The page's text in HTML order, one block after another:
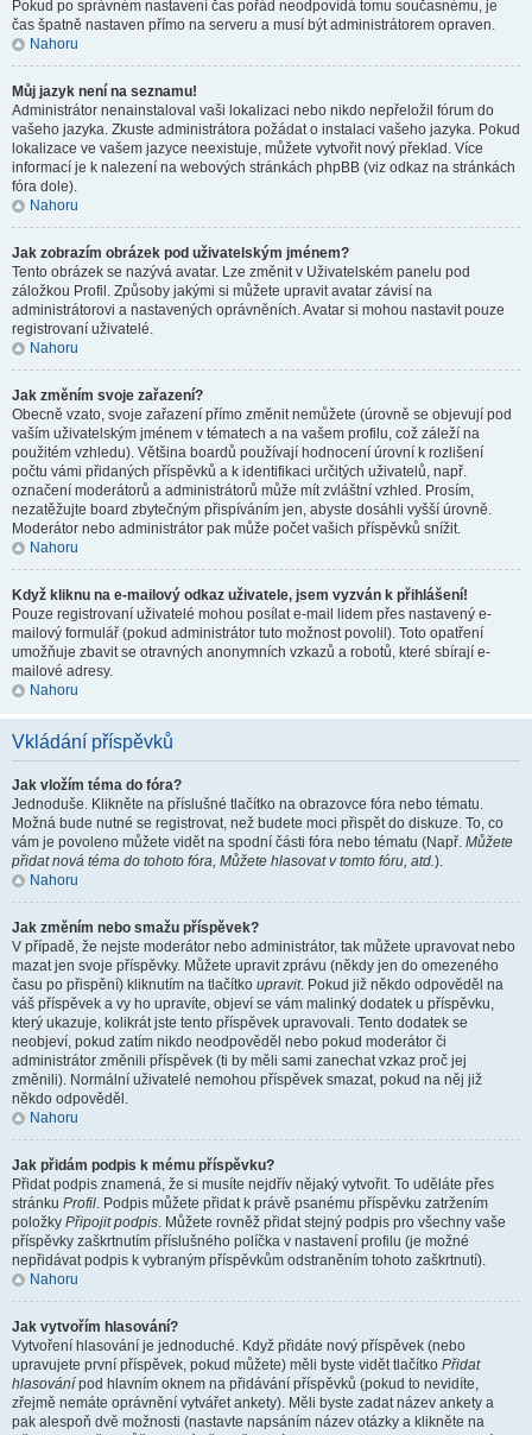
Pokud po správném nastavení čas pořád neodpovídá tomu současnému, je
čas špatně nastaven přímo na serveru a musí být administrátorem opraven.
Nahoru
Můj jazyk není na seznamu!
Administrátor nenainstaloval vaši lokalizaci nebo nikdo nepřeložil fórum do
vašeho jazyka. Zkuste administrátora požádat o instalaci vašeho jazyka. Pokud
lokalizace ve vašem jazyce neexistuje, můžete vytvořit nový překlad. Více
informací je k nalezení na webových stránkách phpBB (viz odkaz na stránkách
fóra dole).
Nahoru
Jak zobrazím obrázek pod uživatelským jménem?
Tento obrázek se nazývá avatar. Lze změnit v Uživatelském panelu pod
záložkou Profil. Způsoby jakými si můžete upravit avatar závisí na
administrátorovi a nastavených oprávněních. Avatar si mohou nastavit pouze
registrovaní uživatelé.
Nahoru
Jak změním svoje zařazení?
Obecně vzato, svoje zařazení přímo změnit nemůžete (úrovně se objevují pod
vaším uživatelským jménem v tématech a na vašem profilu, což záleží na
použitém vzhledu). Většina boardů používají hodnocení úrovní k rozlišení
počtu vámi přidaných příspěvků a k identifikaci určitých uživatelů, např.
označení moderátorů a administrátorů může mít zvláštní vzhled. Prosím,
nezatěžujte board zbytečným přispíváním jen, abyste dosáhli vyšší úrovně.
Moderátor nebo administrátor pak může počet vašich příspěvků snížit.
Nahoru
Když kliknu na e-mailový odkaz uživatele, jsem vyzván k přihlášení!
Pouze registrovaní uživatelé mohou posílat e-mail lidem přes nastavený e-
mailový formulář (pokud administrátor tuto možnost povolil). Toto opatření
umožňuje zbavit se otravných anonymních vzkazů a robotů, které sbírají e-
mailové adresy.
Nahoru
Vkládání příspěvků
Jak vložím téma do fóra?
Jednoduše. Klikněte na příslušné tlačítko na obrazovce fóra nebo tématu.
Možná bude nutné se registrovat, než budete moci přispět do diskuze. To, co
vám je povoleno můžete vidět na spodní části fóra nebo tématu (Např. Můžete
přidat nová téma do tohoto fóra, Můžete hlasovat v tomto fóru, atd.).
Nahoru
Jak změním nebo smažu příspěvek?
V případě, že nejste moderátor nebo administrátor, tak můžete upravovat nebo
mazat jen svoje příspěvky. Můžete upravit zprávu (někdy jen do omezeného
času po přispění) kliknutím na tlačítko upravit. Pokud již někdo odpověděl na
váš příspěvek a vy ho upravíte, objeví se vám malinký dodatek u příspěvku,
který ukazuje, kolikrát jste tento příspěvek upravovali. Tento dodatek se
neobjeví, pokud zatím nikdo neodpověděl nebo pokud moderátor či
administrátor změnili příspěvek (ti by měli sami zanechat vzkaz proč jej
změnili). Normální uživatelé nemohou příspěvek smazat, pokud na něj již
někdo odpověděl.
Nahoru
Jak přidám podpis k mému příspěvku?
Přidat podpis znamená, že si musíte nejdřív nějaký vytvořit. To uděláte přes
stránku Profil. Podpis můžete přidat k právě psanému příspěvku zatržením
položky Připojit podpis. Můžete rovněž přidat stejný podpis pro všechny vaše
příspěvky zaškrtnutím příslušného políčka v nastavení profilu (je možné
nepřidávat podpis k vybraným příspěvkům odstraněním tohoto zaškrtnutí).
Nahoru
Jak vytvořím hlasování?
Vytvoření hlasování je jednoduché. Když přidáte nový příspěvek (nebo
upravujete první příspěvek, pokud můžete) měli byste vidět tlačítko Přidat
hlasování pod hlavním oknem na přidávání příspěvků (pokud to nevidíte,
zřejmě nemáte oprávnění vytvářet ankety). Měli byste zadat název ankety a
pak alespoň dvě možnosti (nastavte napsáním název otázky a klikněte na